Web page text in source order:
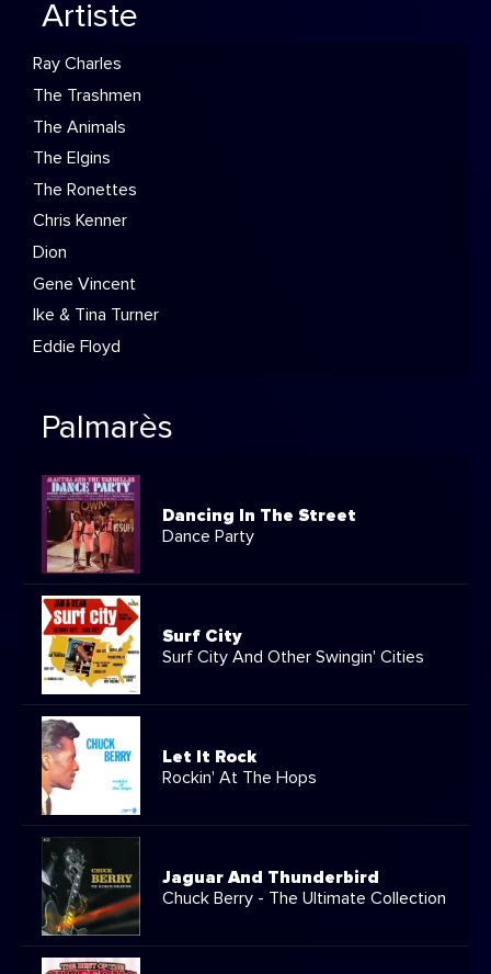
Artiste
Ray Charles
The Trashmen
The Animals
The Elgins
The Ronettes
Chris Kenner
Dion
Gene Vincent
Ike & Tina Turner
Eddie Floyd
Palmarès
Dancing In The Street
Dance Party
Surf City
Surf City And Other Swingin' Cities
Let It Rock
Rockin' At The Hops
Jaguar And Thunderbird
Chuck Berry - The Ultimate Collection